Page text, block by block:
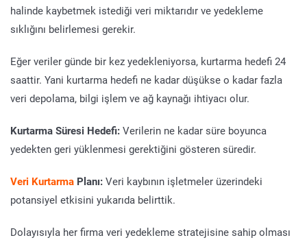
halinde kaybetmek istediği veri miktarıdır ve yedekleme
sıklığını belirlemesi gerekir.
Eğer veriler günde bir kez yedekleniyorsa, kurtarma hedefi 24
saattir. Yani kurtarma hedefi ne kadar düşükse o kadar fazla
veri depolama, bilgi işlem ve ağ kaynağı ihtiyacı olur.
Kurtarma Süresi Hedefi: Verilerin ne kadar süre boyunca
yedekten geri yüklenmesi gerektiğini gösteren süredir.
Veri Kurtarma Planı: Veri kaybının işletmeler üzerindeki
potansiyel etkisini yukarıda belirttik.
Dolayısıyla her firma veri yedekleme stratejisine sahip olması